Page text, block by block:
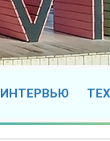
ИНТЕРВЬЮ